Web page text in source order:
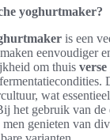
yoghurtmaker?
is een
eenvoudiger
om thuis
wat
het gebruik van de
men genieten van